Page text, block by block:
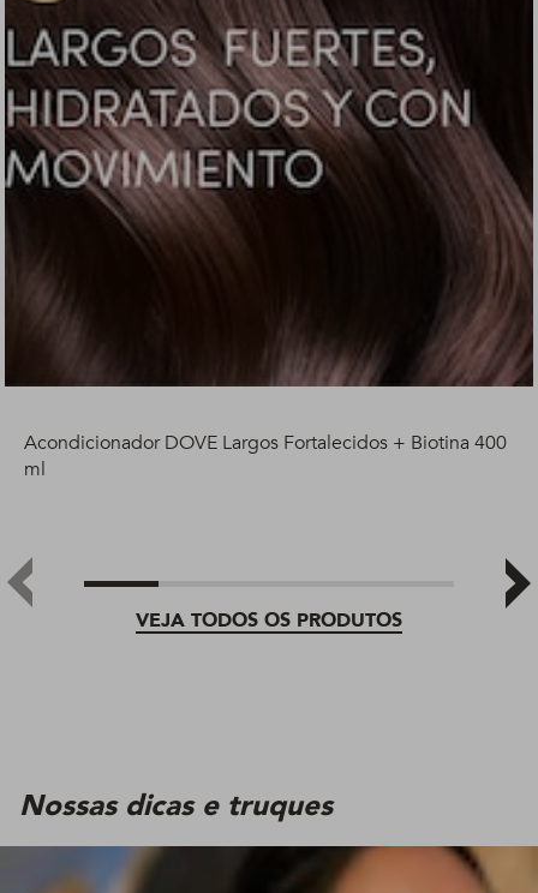
VEJA TODOS OS PRODUTOS
Acondicionador DOVE Largos Fortalecidos + Biotina 400
ml
Nossas dicas e truques